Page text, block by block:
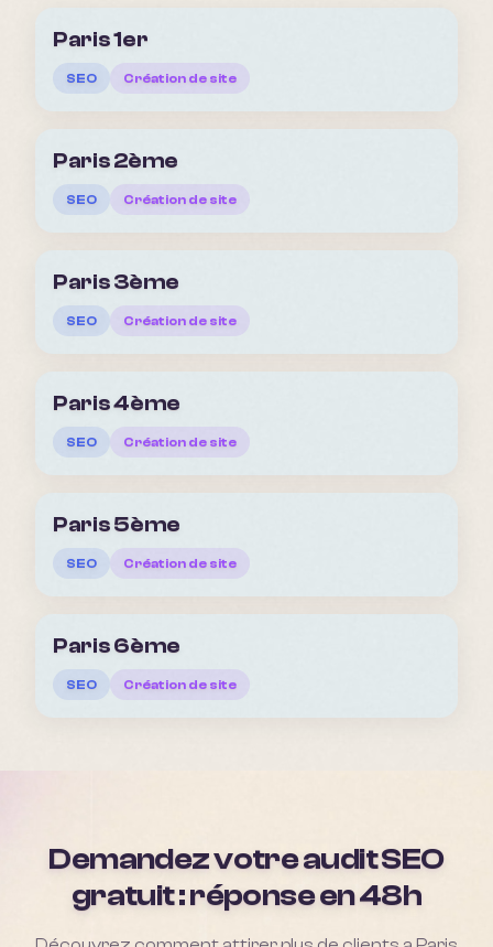
Paris 1er
SEO Création de site
Paris 2ème
SEO Création de site
Paris 3ème
SEO Création de site
Paris 4ème
SEO Création de site
Paris 5ème
SEO Création de site
Paris 6ème
SEO Création de site
Demandez votre audit SEO
gratuit : réponse en 48h